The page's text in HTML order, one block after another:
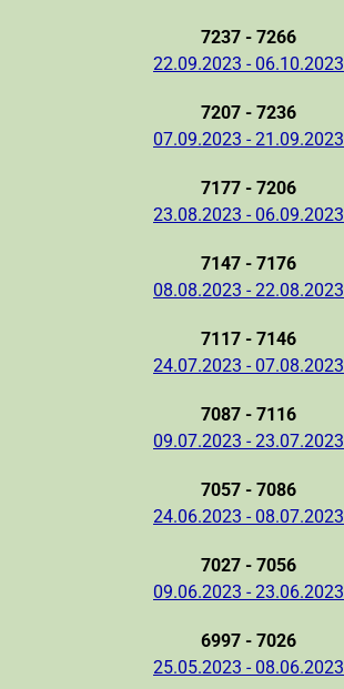
7237 - 7266
22.09.2023 - 06.10.2023
7207 - 7236
07.09.2023 - 21.09.2023
7177 - 7206
23.08.2023 - 06.09.2023
7147 - 7176
08.08.2023 - 22.08.2023
7117 - 7146
24.07.2023 - 07.08.2023
7087 - 7116
09.07.2023 - 23.07.2023
7057 - 7086
24.06.2023 - 08.07.2023
7027 - 7056
09.06.2023 - 23.06.2023
6997 - 7026
25.05.2023 - 08.06.2023